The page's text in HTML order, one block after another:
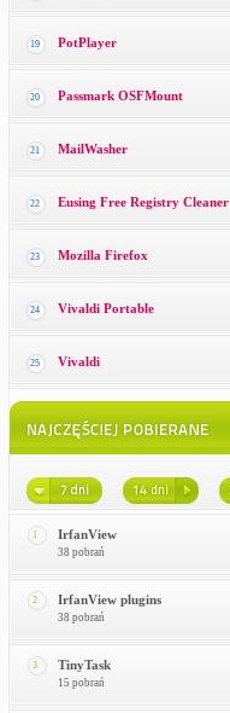
19 PotPlayer
20 Passmark OSFMount
21 MailWasher
22 Eusing Free Registry Cleaner
23 Mozilla Firefox
24 Vivaldi Portable
25 Vivaldi
1 IrfanView
38 pobrań
2 IrfanView plugins
38 pobrań
3 TinyTask
15 pobrań